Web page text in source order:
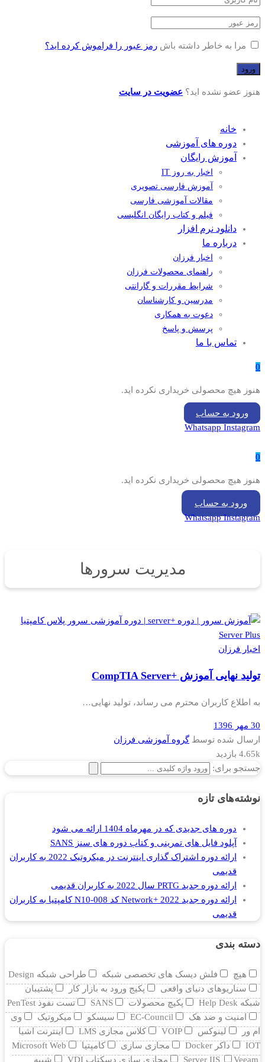
مرا به خاطر داشته باش رمز عبور را فراموش کرده اید؟
هنوز عضو نشده اید؟ عضویت در سایت
خانه
دوره های آموزشی
آموزش رایگان
اخبار به روز IT
آموزش فارسی تصویری
مقالات آموزشی فارسی
فیلم و کتاب رایگان انگلیسی
دانلود نرم افزار
درباره ما
اخبار فرزان
راهنمای محصولات فرزان
شرایط مقررات و گارانتی
مدرسین و کارشناسان
دعوت به همکاری
پرسش و پاسخ
تماس با ما
0
هنوز هیچ محصولی خریداری نکرده اید.
ورود به حساب
Whatsapp Instagram
0
هنوز هیچ محصولی خریداری نکرده اید.
ورود به حساب
Whatsapp Instagram
مدیریت سرورها
اخبار فرزان
تولید نهایی آموزش +CompTIA Server
به اطلاع کاربران محترم می رساند، تولید نهایی…
30 مهر 1396
ارسال شده توسطگروه آموزشی فرزان
4.65k بازدید
جستجو برای:
نوشته‌های تازه
دوره های جدیدی که در مهرماه 1404 ارائه می شود
آپلود فایل های تمرینی و کتاب دوره های سنز SANS
ارائه دوره اشتراک گذاری اینترنت در میکروتیک 2022 به کاربران
قدیمی
ارائه دوره جدید PRTG سال 2022 به کاربران قدیمی
ارائه دوره جدید Network+ 2022 کد N10-008 کامپتیا به کاربران
قدیمی
دسته بندی
هیچ فلش دیسک های تخصصی شبکه
طراحی شبکه Design
سناریوهای دنیای واقعی
پکیج ورود به بازار کار
پشتیبان
شبکه Help Desk
پکیچ محصولات SANS
تست نفوذ PenTest
امنیت و ضد هک
EC-Council سیسکو میکروتیک
وی
ام ور
لینوکس VOIP کلاس مجازی LMS
اینترنت اشیا
IOT
داکر Docker مجازی سازی کامپتیا
Microsoft Web
Server IIS
Veeam مجازی سازی دسکتاپ VDI
شبیه